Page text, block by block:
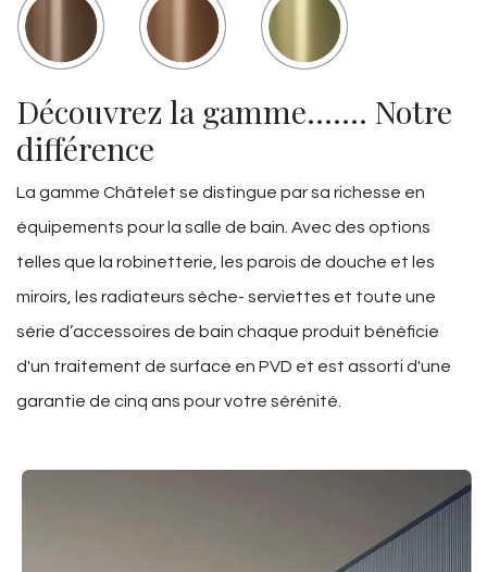
Découvrez la gamme……. Notre
différence
La gamme Châtelet se distingue par sa richesse en
équipements pour la salle de bain. Avec des options
telles que la robinetterie, les parois de douche et les
miroirs, les radiateurs sèche- serviettes et toute une
série d’accessoires de bain chaque produit bénéficie
d'un traitement de surface en PVD et est assorti d'une
garantie de cinq ans pour votre sérénité.